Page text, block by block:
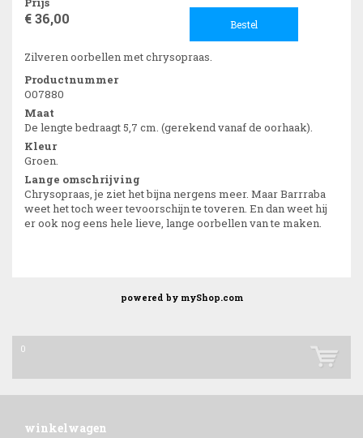
€ 36,00 Bestel
Zilveren oorbellen met chrysopraas.
Productnummer
O07880
Maat
De lengte bedraagt 5,7 cm. (gerekend vanaf de oorhaak).
Kleur
Groen.
Lange omschrijving
Chrysopraas, je ziet het bijna nergens meer. Maar Barrraba
weet het toch weer tevoorschijn te toveren. En dan weet hij
er ook nog eens hele lieve, lange oorbellen van te maken.
powered by myShop.com
0
winkelwagen